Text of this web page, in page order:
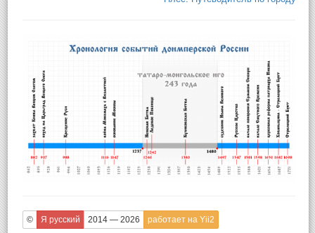
© Я русский 2014 — 2026 работает на Yii2